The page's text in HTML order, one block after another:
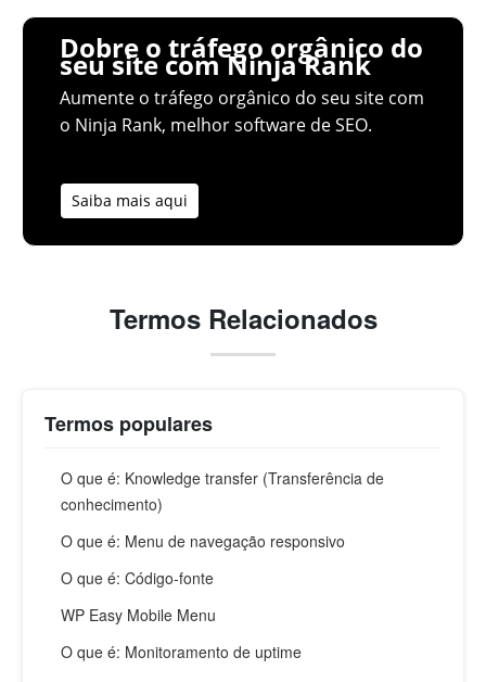
Dobre o tráfego orgânico do
seu site com Ninja Rank
Aumente o tráfego orgânico do seu site com
o Ninja Rank, melhor software de SEO.
Saiba mais aqui
Termos Relacionados
Termos populares
O que é: Knowledge transfer (Transferência de
conhecimento)
O que é: Menu de navegação responsivo
O que é: Código-fonte
WP Easy Mobile Menu
O que é: Monitoramento de uptime